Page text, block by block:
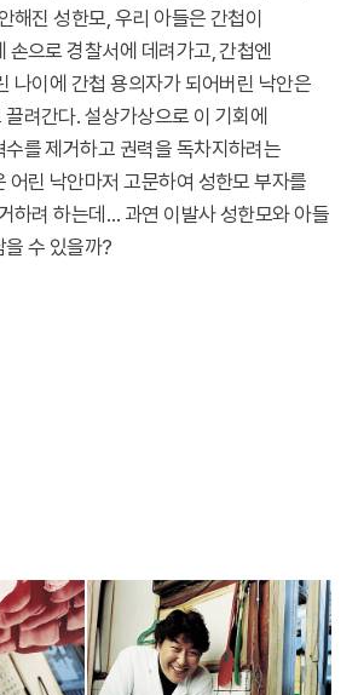
해진 성한모, 우리 아들은 간첩이
손으로 경찰서에 데려가고, 간첩엔
나이에 간첩 용의자가 되어버린 낙안은
려간다. 설상가상으로 이 기회에
를 제거하고 권력을 독차지하려는
어린 낙안마저 고문하여 성한모 부자를
하려 하는데… 과연 이발사 성한모와 아들
수 있을까?